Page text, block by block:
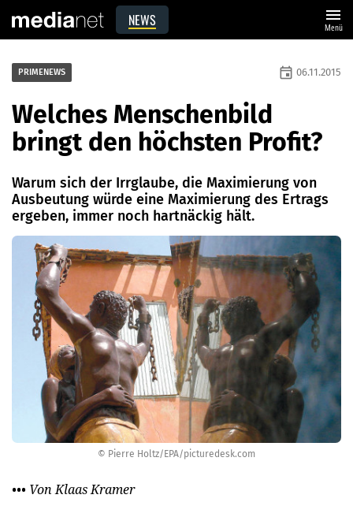
NEWS menu
Menü
© Pierre Holtz/EPA/picturedesk.com
PRIMENEWS event 06.11.2015
Welches Menschenbild
bringt den höchsten Profit?
Warum sich der Irrglaube, die Maximierung von
Ausbeutung würde eine Maximierung des Ertrags
ergeben, immer noch hartnäckig hält.
••• Von Klaas Kramer